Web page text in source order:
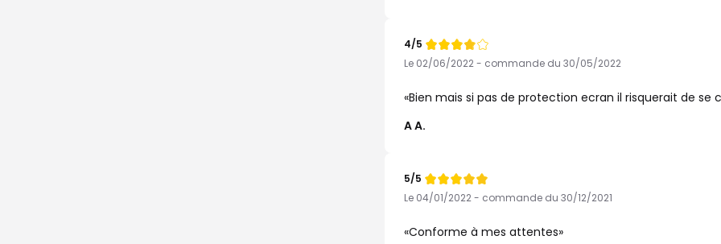
Note
de
4/5
Le 02/06/2022 - commande du 30/05/2022
Bien mais si pas de protection ecran il risquerait de se
A A.
Note
de
5/5
Le 04/01/2022 - commande du 30/12/2021
Conforme à mes attentes